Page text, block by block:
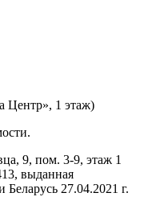
Центр», 1 этаж)
9, пом. 3-9, этаж 1
выданная
27.04.2021 г.